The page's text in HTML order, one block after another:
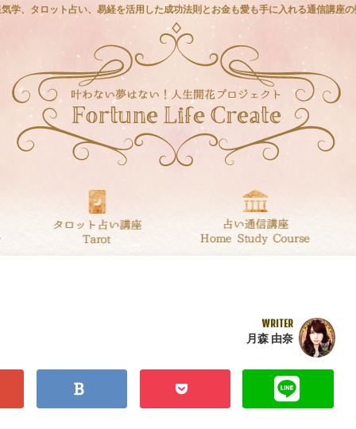
学、タロット占い、易経を活用した成功法則とお金も愛も手に入れる通信講座
WRITER
月森 由奈